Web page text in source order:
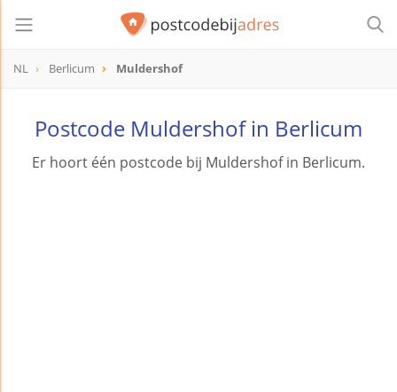
NL Berlicum Muldershof
Postcode Muldershof in Berlicum
Er hoort één postcode bij Muldershof in Berlicum.